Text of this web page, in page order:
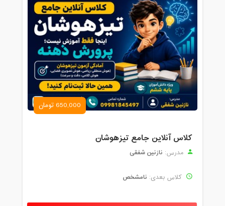
650,000 تومان
کلاس آنلاین جامع تیزهوشان
مدرس: نازنین شفقی
کلاس بعدی: نامشخص